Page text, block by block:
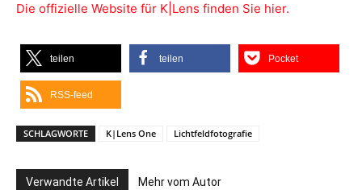
Die offizielle Website für K|Lens finden Sie hier.
teilen teilen Pocket
RSS-feed
SCHLAGWORTE K|Lens One Lichtfeldfotografie
Verwandte Artikel Mehr vom Autor